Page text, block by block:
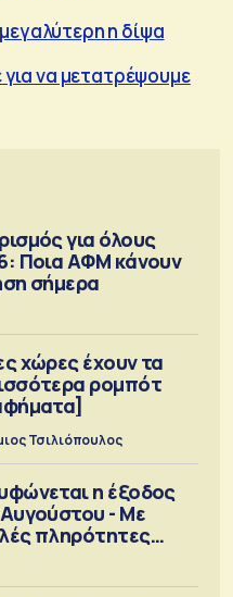
η δίψα
να μετατρέψουμε
για όλους
Ποια ΑΦΜ κάνουν
σήμερα
χώρες έχουν τα
ρομπότ
Τσιλιόπουλος
η έξοδος
- Με
πληρότητες